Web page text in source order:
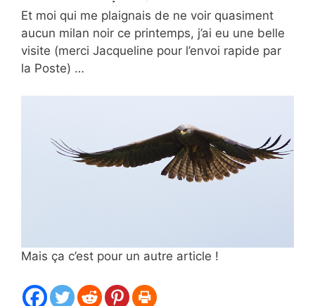
Et moi qui me plaignais de ne voir quasiment
aucun milan noir ce printemps, j’ai eu une belle
visite (merci Jacqueline pour l’envoi rapide par
la Poste) …
Mais ça c’est pour un autre article !